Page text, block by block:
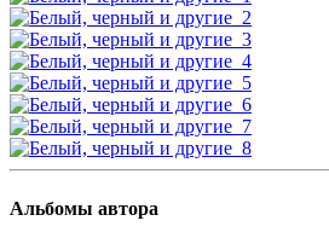
Альбомы автора